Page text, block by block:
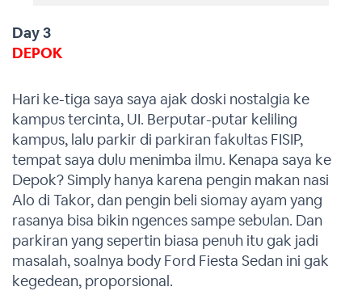
Day 3
DEPOK
Hari ke-tiga saya saya ajak doski nostalgia ke
kampus tercinta, UI. Berputar-putar keliling
kampus, lalu parkir di parkiran fakultas FISIP,
tempat saya dulu menimba ilmu. Kenapa saya ke
Depok? Simply hanya karena pengin makan nasi
Alo di Takor, dan pengin beli siomay ayam yang
rasanya bisa bikin ngences sampe sebulan. Dan
parkiran yang sepertin biasa penuh itu gak jadi
masalah, soalnya body Ford Fiesta Sedan ini gak
kegedean, proporsional.